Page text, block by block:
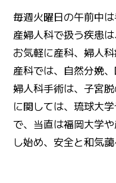
毎週火曜日の午前中
産婦人科で扱う疾患
お気軽に産科、婦人
産科では、自然分娩
婦人科手術は、子宮
に関しては、琉球大
で、当直は福岡大学
し始め、安全と和気